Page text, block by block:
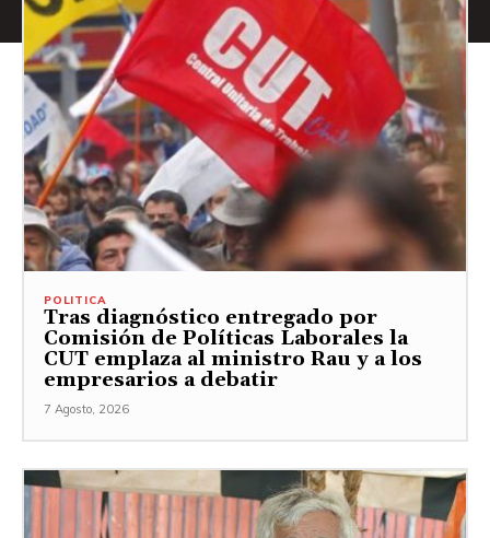
POLITICA
Tras diagnóstico entregado por
Comisión de Políticas Laborales la
CUT emplaza al ministro Rau y a los
empresarios a debatir
7 Agosto, 2026